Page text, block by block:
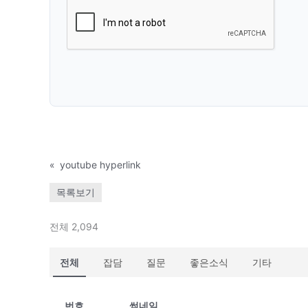
« youtube hyperlink
목록보기
전체 2,094
전체 잡담 질문 좋은소식 기타
번호 썸네일